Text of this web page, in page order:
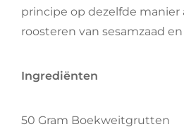
principe op dezelfde manier
roosteren van sesamzaad
Ingrediënten
50 Gram Boekweitgrutten